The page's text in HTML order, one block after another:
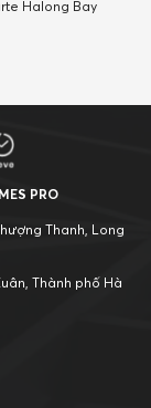
Halong Bay
PRO
Thanh, Long
Thành phố Hà